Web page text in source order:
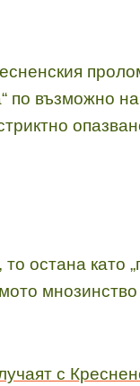
по възможно
остана като
с